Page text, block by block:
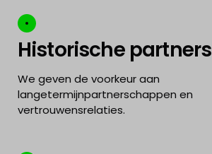
Historische partners
We geven de voorkeur aan
langetermijnpartnerschappen en
vertrouwensrelaties.